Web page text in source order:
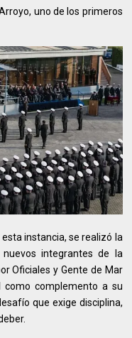
uno de los primeros
instancia, se realizó la
integrantes de la
Oficiales y Gente de Mar
como complemento a su
que exige disciplina,